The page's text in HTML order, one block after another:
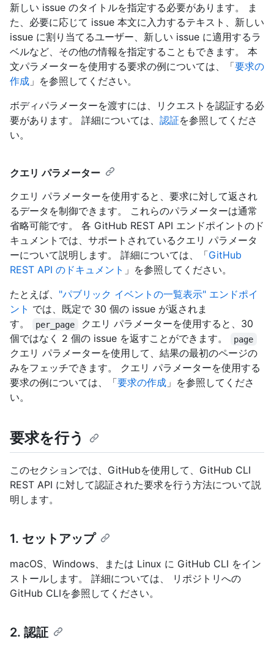
新しい issue のタイトルを指定する必要があります。 ま
た、必要に応じて issue 本文に入力するテキスト、新しい
issue に割り当てるユーザー、新しい issue に適用するラ
ベルなど、その他の情報を指定することもできます。 本
文パラメーターを使用する要求の例については、「要求の
作成 」を参照してください。
ボディパラメーターを渡すには、リクエストを認証する必
要があります。 詳細については、 認証を参照してくださ
い。
クエリ パラメーター
クエリ パラメーターを使用すると、要求に対して返され
るデータを制御できます。 これらのパラメーターは通常
省略可能です。 各 GitHub REST API エンドポイントのド
キュメントでは、サポートされているクエリ パラメータ
ーについて説明します。 詳細については、「GitHub
REST API のドキュメント 」を参照してください。
たとえば、 "パブリック イベントの一覧表示" エンドポイ
ント では、既定で 30 個の issue が返されま
す。
per_page
クエリ パラメーターを使用すると、30
個ではなく 2 個の issue を返すことができます。
page
クエリ パラメーターを使用して、結果の最初のページの
みをフェッチできます。 クエリ パラメーターを使用する
要求の例については、「要求の作成 」を参照してくださ
い。
要求を行う
このセクションでは、GitHubを使用して、GitHub CLI
REST API に対して認証された要求を行う方法について説
明します。
1. セットアップ
macOS、Windows、または Linux に GitHub CLI をイン
ストールします。 詳細については、
リポジトリへの
GitHub CLIを参照してください。
2. 認証